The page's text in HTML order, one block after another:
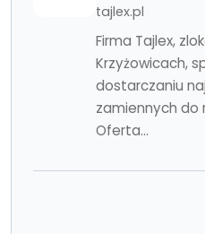
tajlex.pl
Firma Tajlex,
Krzyżowicach,
dostarczaniu
zamiennych do
Oferta...